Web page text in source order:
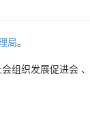
局。
组织发展促进会 、